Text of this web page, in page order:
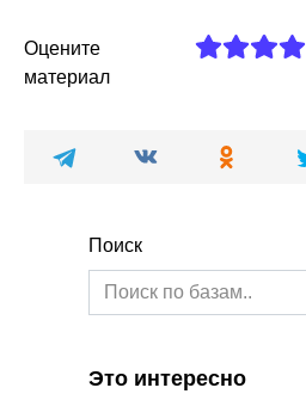
Оцените
материал
Поиск
Это интересно